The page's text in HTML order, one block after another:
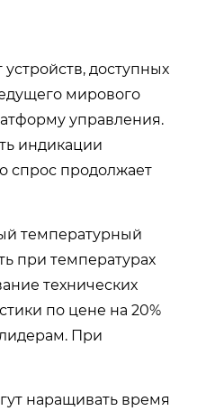
доступных
мирового
управления.
индикации
спрос продолжает
температурный
при температурах
технических
по цене на 20%
При
наращивать время